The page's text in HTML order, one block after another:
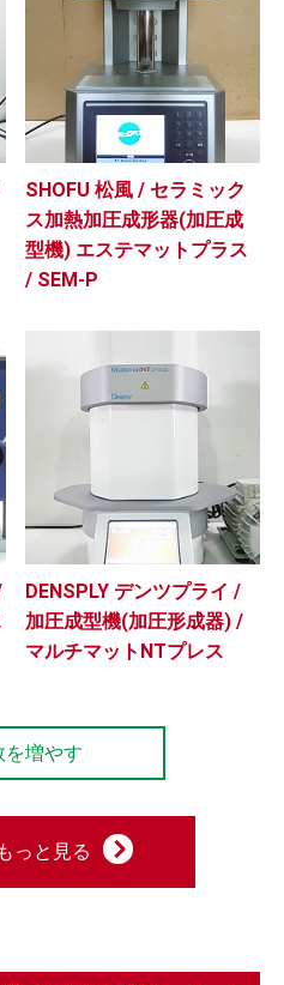
SHOFU 松風 / セラミック
ス加熱加圧成形器(加圧成
型機) エステマットプラス
/ SEM-P
DENSPLY デンツプライ /
加圧成型機(加圧形成器) /
マルチマットNTプレス
を増やす
っと見る